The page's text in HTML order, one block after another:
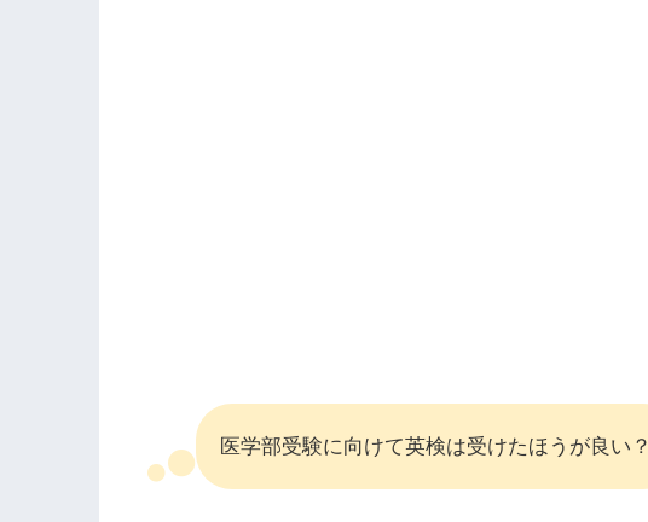
医学部受験に向けて英検は受けたほうが良い？